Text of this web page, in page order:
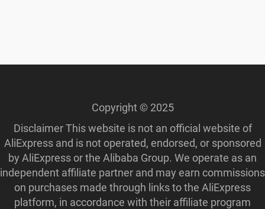
Copyright © 2025
Disclaimer This website is not an official website of
AliExpress and is not operated, endorsed, or sponsored
by AliExpress or the Alibaba Group. We operate as an
independent affiliate partner and may earn commissions
on purchases made through links to the AliExpress
platform, in accordance with their affiliate program